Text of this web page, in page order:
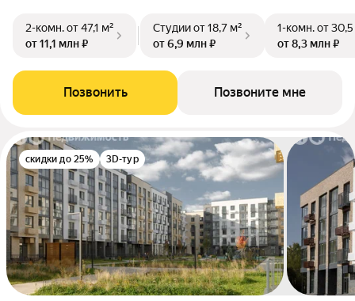
2-комн.от 47,1 м²
от 11,1 млн ₽
Студииот 18,7 м²
от 6,9 млн ₽
1-комн.от
от 8,3 млн ₽
Позвонить Позвоните мне
скидки до 25% 3D-тур